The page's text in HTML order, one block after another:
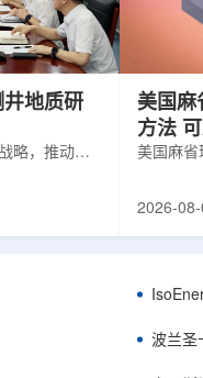
地质研
略，推动油
。会上，中
石物理实
地质数据解
分享了含油
西部中...
美国麻
方法
美国麻省
寸不断缩
在面对
如常用
热传输
上捕捉
2026-08-
波兰圣